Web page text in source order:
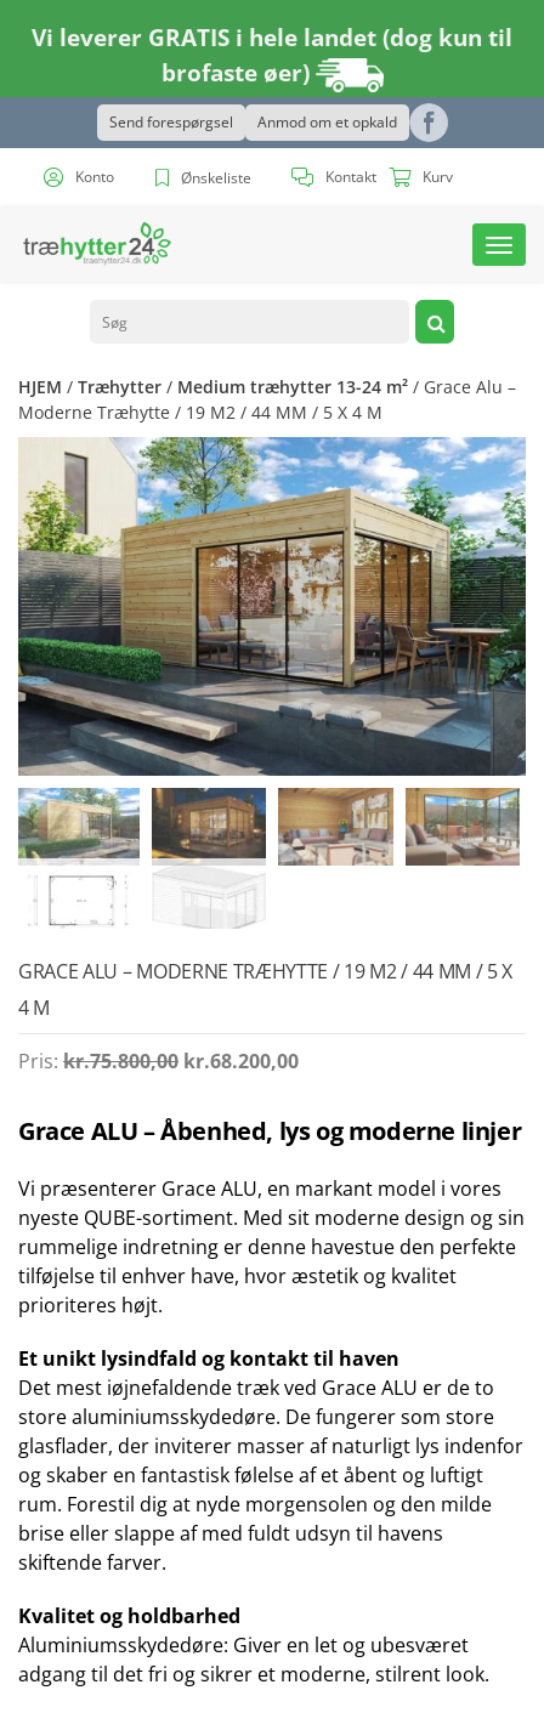
Vi leverer GRATIS i hele landet (dog kun til
brofaste øer)
Send forespørgsel Anmod om et opkald
Konto Ønskeliste Kontakt Kurv
HJEM / Træhytter / Medium træhytter 13-24 m² / Grace Alu –
Moderne Træhytte / 19 M2 / 44 MM / 5 X 4 M
GRACE ALU – MODERNE TRÆHYTTE / 19 M2 / 44 MM / 5 X
4 M
Pris: kr.75.800,00 Den
pris
var:
kr.75.800,00.
kr.68.200,00Den
er:
kr.68.200,00.
Grace ALU – Åbenhed, lys og moderne linjer
Vi præsenterer Grace ALU, en markant model i vores
nyeste QUBE-sortiment. Med sit moderne design og sin
rummelige indretning er denne havestue den perfekte
tilføjelse til enhver have, hvor æstetik og kvalitet
prioriteres højt.
Et unikt lysindfald og kontakt til haven
Det mest iøjnefaldende træk ved Grace ALU er de to
store aluminiumsskydedøre. De fungerer som store
glasflader, der inviterer masser af naturligt lys indenfor
og skaber en fantastisk følelse af et åbent og luftigt
rum. Forestil dig at nyde morgensolen og den milde
brise eller slappe af med fuldt udsyn til havens
skiftende farver.
Kvalitet og holdbarhed
Aluminiumsskydedøre: Giver en let og ubesværet
adgang til det fri og sikrer et moderne, stilrent look.